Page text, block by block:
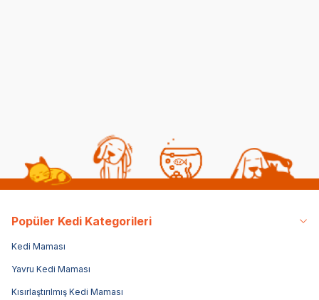
Popüler Kedi Kategorileri
Kedi Maması
Yavru Kedi Maması
Kısırlaştırılmış Kedi Maması